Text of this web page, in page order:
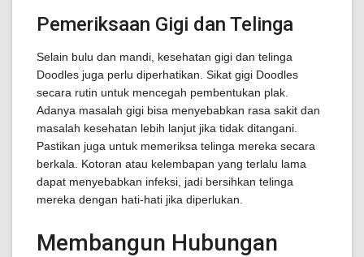
Pemeriksaan Gigi dan Telinga
Selain bulu dan mandi, kesehatan gigi dan telinga
Doodles juga perlu diperhatikan. Sikat gigi Doodles
secara rutin untuk mencegah pembentukan plak.
Adanya masalah gigi bisa menyebabkan rasa sakit dan
masalah kesehatan lebih lanjut jika tidak ditangani.
Pastikan juga untuk memeriksa telinga mereka secara
berkala. Kotoran atau kelembapan yang terlalu lama
dapat menyebabkan infeksi, jadi bersihkan telinga
mereka dengan hati-hati jika diperlukan.
Membangun Hubungan